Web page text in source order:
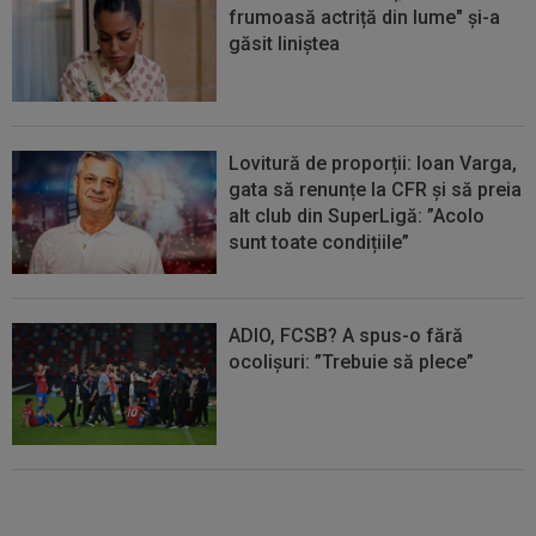
frumoasă actriță din lume" și-a
găsit liniștea
Lovitură de proporții: Ioan Varga,
gata să renunțe la CFR și să preia
alt club din SuperLigă: ”Acolo
sunt toate condițiile”
ADIO, FCSB? A spus-o fără
ocolișuri: ”Trebuie să plece”